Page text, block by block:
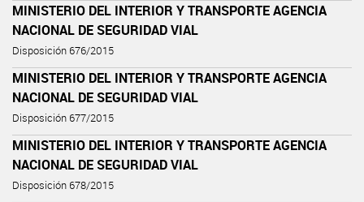
MINISTERIO DEL INTERIOR Y TRANSPORTE AGENCIA
NACIONAL DE SEGURIDAD VIAL
Disposición 676/2015
MINISTERIO DEL INTERIOR Y TRANSPORTE AGENCIA
NACIONAL DE SEGURIDAD VIAL
Disposición 677/2015
MINISTERIO DEL INTERIOR Y TRANSPORTE AGENCIA
NACIONAL DE SEGURIDAD VIAL
Disposición 678/2015